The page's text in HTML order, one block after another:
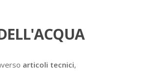
articoli tecnici,